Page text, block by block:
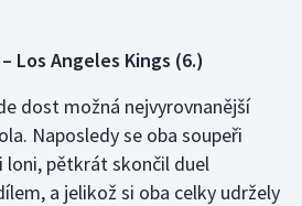
Los Angeles Kings (6.)
dost možná nejvyrovnanější
Naposledy se oba soupeři
pětkrát skončil duel
a jelikož si oba celky udržely